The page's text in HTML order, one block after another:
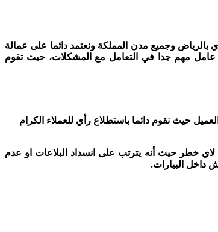
وجميع مدن المملكة ونعتمد دائما على عمالة
مهم جدا في التعامل مع المشكلات، حيث تقوم
حيث نقوم دائما باستطلاع رأي للعملاء الكرام
خطر حيث أنه يترتب على انسداد البلاعات او عدم
داخل البيارات.